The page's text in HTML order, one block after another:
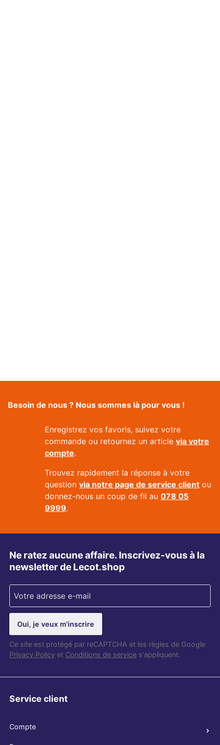
Besoin de nous ? Nous sommes là pour vous !
Enregistrez vos favoris, suivez votre
commande ou retournez un articlevia votre
compte.
Trouvez rapidement la réponse à votre
questionvia notre page de service client ou
donnez-nous un coup de fil au078 05
9999.
Ne ratez aucune affaire. Inscrivez-vous à la
newsletter de Lecot.shop
Oui, je veux m'inscrire
Ce site est protégé par reCAPTCHA et les règles de Google
Privacy Policy et Conditions de service s'appliquent.
Service client
Compte